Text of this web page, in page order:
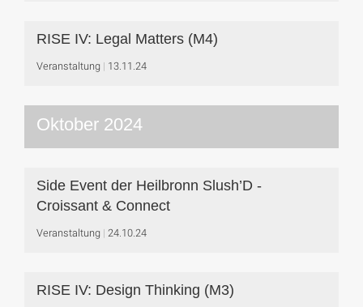
RISE IV: Legal Matters (M4)
Veranstaltung 13.11.24
Oktober 2024
Side Event der Heilbronn Slush’D -
Croissant & Connect
Veranstaltung 24.10.24
RISE IV: Design Thinking (M3)